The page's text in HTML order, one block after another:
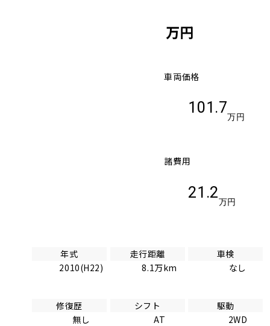
万円
車両価格
101.7
万円
諸費用
21.2
万円
年式
2010(H22)
走行距離
8.1万km
車検
なし
修復歴
無し
シフト
AT
駆動
2WD